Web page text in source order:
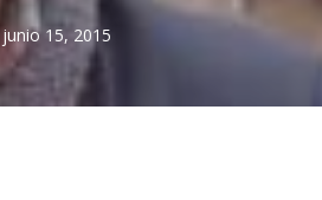
junio 15, 2015